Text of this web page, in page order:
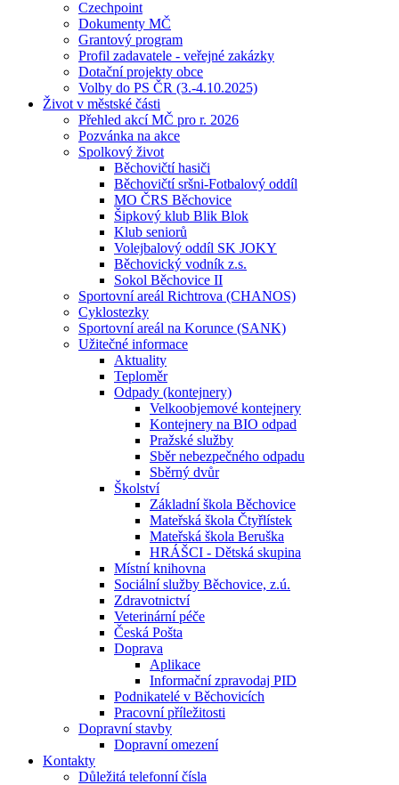
Czechpoint
Dokumenty MČ
Grantový program
Profil zadavatele - veřejné zakázky
Dotační projekty obce
Volby do PS ČR (3.-4.10.2025)
Život v městské části
Přehled akcí MČ pro r. 2026
Pozvánka na akce
Spolkový život
Běchovičtí hasiči
Běchovičtí sršni-Fotbalový oddíl
MO ČRS Běchovice
Šipkový klub Blik Blok
Klub seniorů
Volejbalový oddíl SK JOKY
Běchovický vodník z.s.
Sokol Běchovice II
Sportovní areál Richtrova (CHANOS)
Cyklostezky
Sportovní areál na Korunce (SANK)
Užitečné informace
Aktuality
Teploměr
Odpady (kontejnery)
Velkoobjemové kontejnery
Kontejnery na BIO odpad
Pražské služby
Sběr nebezpečného odpadu
Sběrný dvůr
Školství
Základní škola Běchovice
Mateřská škola Čtyřlístek
Mateřská škola Beruška
HRÁŠCI - Dětská skupina
Místní knihovna
Sociální služby Běchovice, z.ú.
Zdravotnictví
Veterinární péče
Česká Pošta
Doprava
Aplikace
Informační zpravodaj PID
Podnikatelé v Běchovicích
Pracovní příležitosti
Dopravní stavby
Dopravní omezení
Kontakty
Důležitá telefonní čísla